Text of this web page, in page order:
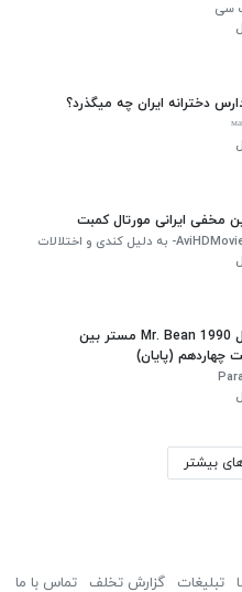
سی
دخترانه ایران چه میگذرد؟
مخفی ایرانی مورتال کمبت
AviHDMoviezTV- به دلیل کندی و اختلالات
کامل نمیشه سایت های ما در
سریال Mr. Bean 1990 مستر بین
چهاردهم (پایان)
بیشتر
تبلیغات گزارش تخلف تماس با ما